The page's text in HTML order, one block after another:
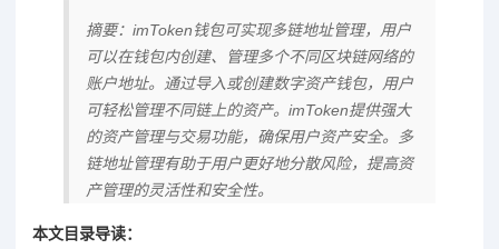
摘要：imToken钱包可实现多链地址管理，用户
可以在钱包内创建、管理多个不同区块链网络的
账户地址。通过导入或创建数字资产钱包，用户
可轻松管理不同链上的资产。imToken提供强大
的资产管理与交易功能，确保用户资产安全。多
链地址管理有助于用户更好地分散风险，提高资
产管理的灵活性和安全性。
本文目录导读：